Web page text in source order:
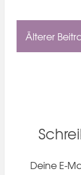
Älterer
Deine E-